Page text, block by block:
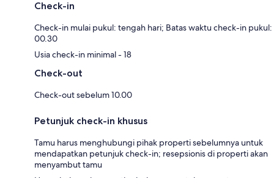
Check-in
Check-in mulai pukul: tengah hari; Batas waktu check-in pukul:
00.30
Usia check-in minimal - 18
Check-out
Check-out sebelum 10.00
Petunjuk check-in khusus
Tamu harus menghubungi pihak properti sebelumnya untuk
mendapatkan petunjuk check-in; resepsionis di properti akan
menyambut tamu